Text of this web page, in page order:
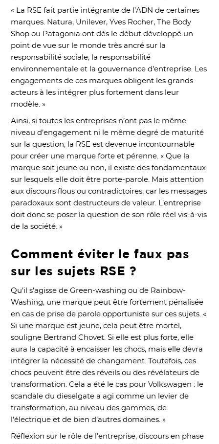
« La RSE fait partie intégrante de l’ADN de certaines
marques. Natura, Unilever, Yves Rocher, The Body
Shop ou Patagonia ont dès le début développé un
point de vue sur le monde très ancré sur la
responsabilité sociale, la responsabilité
environnementale et la gouvernance d’entreprise. Les
engagements de ces marques obligent les grands
acteurs à les intégrer plus fortement dans leur
modèle. »
Ainsi, si toutes les entreprises n’ont pas le même
niveau d’engagement ni le même degré de maturité
sur la question, la RSE est devenue incontournable
pour créer une marque forte et pérenne. « Que la
marque soit jeune ou non, il existe des fondamentaux
sur lesquels elle doit être porte-parole. Mais attention
aux discours flous ou contradictoires, car les messages
paradoxaux sont destructeurs de valeur. L’entreprise
doit donc se poser la question de son rôle réel vis-à-vis
de la société. »
Comment éviter le faux pas
sur les sujets RSE ?
Qu’il s’agisse de Green-washing ou de Rainbow-
Washing, une marque peut être fortement pénalisée
en cas de prise de parole opportuniste sur ces sujets. «
Si une marque est jeune, cela peut être mortel,
souligne Bertrand Chovet. Si elle est plus forte, elle
aura la capacité à encaisser les chocs, mais elle devra
intégrer la nécessité de changement. Toutefois, ces
chocs peuvent être des réveils ou des révélateurs de
transformation. Cela a été le cas pour Volkswagen : le
scandale du dieselgate a agi comme un levier de
transformation, au niveau des gammes, de
l’électrique et de bien d’autres domaines. »
Réflexion sur le rôle de l’entreprise, discours en phase